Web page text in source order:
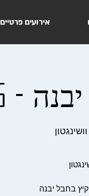
אירועים פרטיים
26.8.25